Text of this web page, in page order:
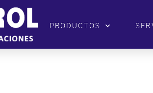
PRODUCTOS